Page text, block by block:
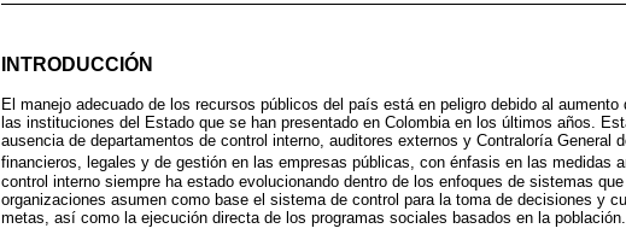
INTRODUCCIÓN
El manejo adecuado de los recursos públicos del país está en peligro debido al
las instituciones del Estado que se han presentado en Colombia en los últimos años.
ausencia de departamentos de control interno, auditores externos y Contraloría General
financieros, legales y de gestión en las empresas públicas, con énfasis en las medidas
control interno siempre ha estado evolucionando dentro de los enfoques de sistemas
organizaciones asumen como base el sistema de control para la toma de decisiones y
metas, así como la ejecución directa de los programas sociales basados en la población.